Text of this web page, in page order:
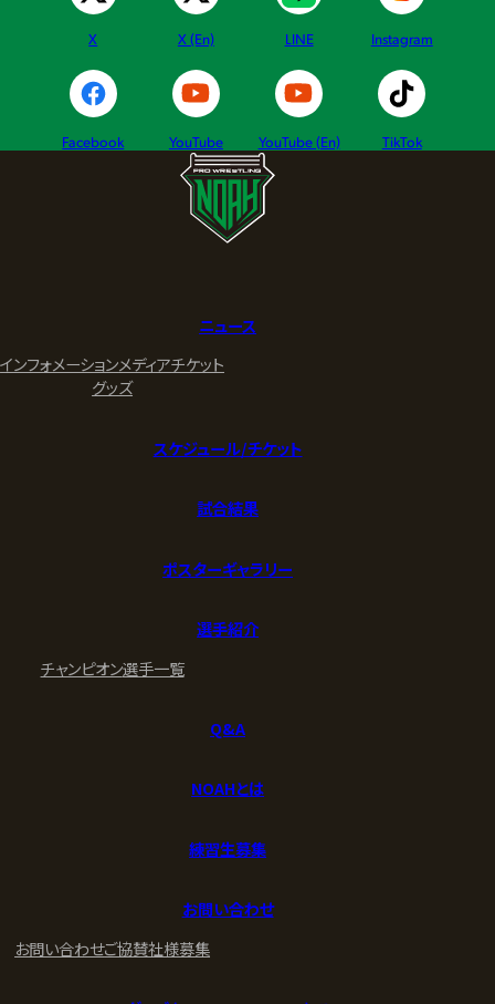
X X (En) LINE Instagram
Facebook YouTube YouTube (En) TikTok
ニュース
インフォメーションメディアチケット
グッズ
スケジュール/チケット
試合結果
ポスターギャラリー
選手紹介
チャンピオン選手一覧
Q&A
NOAHとは
練習生募集
お問い合わせ
お問い合わせご協賛社様募集